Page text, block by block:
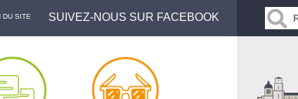
DU SITE SUIVEZ-NOUS SUR FACEBOOK